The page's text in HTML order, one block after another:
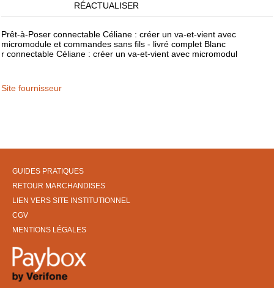
RÉACTUALISER
Prêt-à-Poser connectable Céliane : créer un va-et-vient avec
micromodule et commandes sans fils - livré complet Blanc
r connectable Céliane : créer un va-et-vient avec micromodul
Site fournisseur
GUIDES PRATIQUES
RETOUR MARCHANDISES
LIEN VERS SITE INSTITUTIONNEL
CGV
MENTIONS LÉGALES